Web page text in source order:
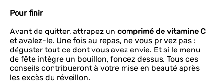
Pour finir
Avant de quitter, attrapez un comprimé de vitamine C
et avalez-le. Une fois au repas, ne vous privez pas :
déguster tout ce dont vous avez envie. Et si le menu
de fête intègre un bouillon, foncez dessus. Tous ces
conseils contribueront à votre mise en beauté après
les excès du réveillon.